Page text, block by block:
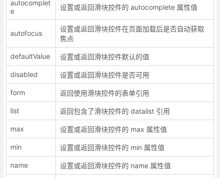
autocomplet
e
设置或返回滑块控件的 autocomplete 属性值
autofocus
设置或返回滑块控件在页面加载后是否自动获取
焦点
defaultValue 设置或返回滑块控件默认的值
disabled 设置或返回滑块控件是否可用
form 返回使用滑块控件的表单引用
list 返回包含了滑块控件的 datalist 引用
max 设置或返回滑块控件的 max 属性值
min 设置或返回滑块控件的 min 属性值
name 设置或返回滑块控件的 name 属性值